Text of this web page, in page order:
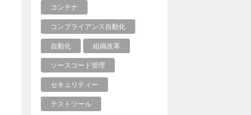
コンテナ
コンプライアンス自動化
自動化 組織改革
ソースコード管理
セキュリティー
テストツール